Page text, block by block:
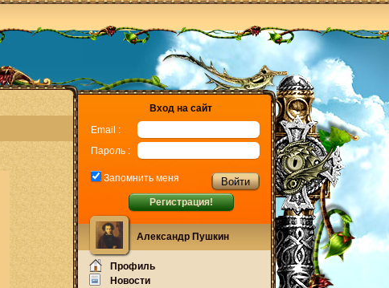
Вход на сайт
Email :
Пароль :
Запомнить меня
Регистрация!
Александр Пушкин
Профиль
Новости